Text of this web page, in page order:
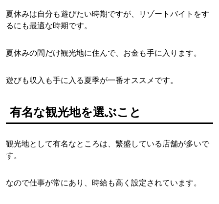
夏休みは自分も遊びたい時期ですが、リゾートバイトをす
るにも最適な時期です。
夏休みの間だけ観光地に住んで、お金も手に入ります。
遊びも収入も手に入る夏季が一番オススメです。
有名な観光地を選ぶこと
観光地として有名なところは、繁盛している店舗が多いで
す。
なので仕事が常にあり、時給も高く設定されています。